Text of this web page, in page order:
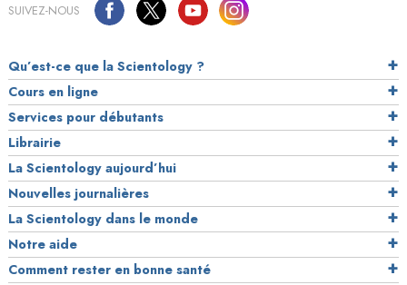
SUIVEZ-NOUS
Qu’est-ce que la Scientology ?
Cours en ligne
Services pour débutants
Librairie
La Scientology aujourd’hui
Nouvelles journalières
La Scientology dans le monde
Notre aide
Comment rester en bonne santé